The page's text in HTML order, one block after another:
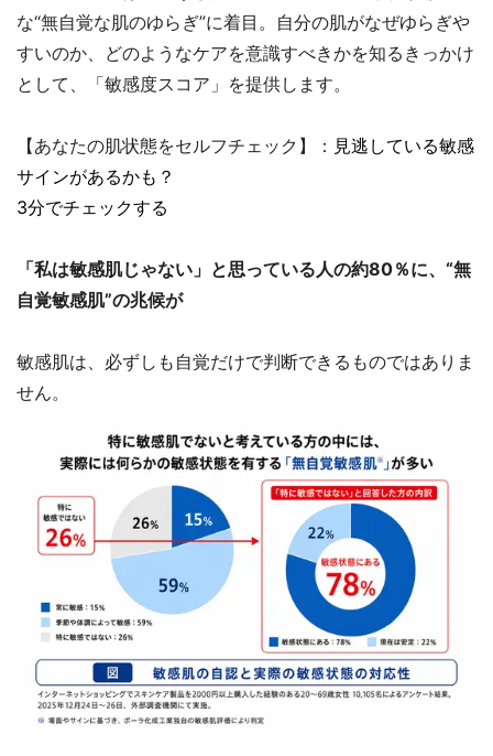
な“無自覚な肌のゆらぎ”に着目。自分の肌がなぜゆらぎや
すいのか、どのようなケアを意識すべきかを知るきっかけ
として、「敏感度スコア」を提供します。
【あなたの肌状態をセルフチェック】： 見逃している敏感
サインがあるかも？
3分でチェックする
「私は敏感肌じゃない」と思っている人の約80％に、“無
自覚敏感肌”の兆候が
敏感肌は、必ずしも自覚だけで判断できるものではありま
せん。